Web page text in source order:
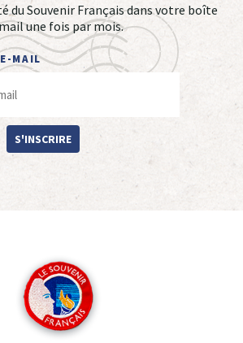
du Souvenir Français dans votre boîte
une fois par mois.
MAIL
S'INSCRIRE